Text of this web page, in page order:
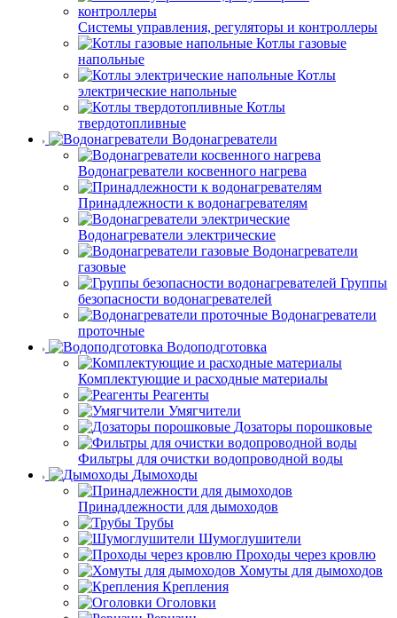
Системы управления, регуляторы и контроллеры
Котлы газовые
напольные
Котлы
электрические напольные
Котлы
твердотопливные
Водонагреватели
Водонагреватели косвенного нагрева
Принадлежности к водонагревателям
Водонагреватели электрические
Водонагреватели
газовые
Группы
безопасности водонагревателей
Водонагреватели
проточные
Водоподготовка
Комплектующие и расходные материалы
Реагенты
Умягчители
Дозаторы порошковые
Фильтры для очистки водопроводной воды
Дымоходы
Принадлежности для дымоходов
Трубы
Шумоглушители
Проходы через кровлю
Хомуты для дымоходов
Крепления
Оголовки